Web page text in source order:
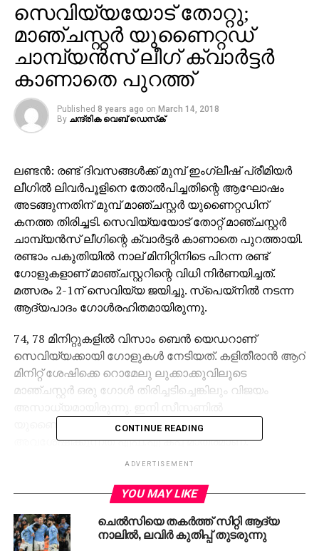
സെവിയ്യയോട് തോറ്റു;
മാഞ്ചസ്റ്റര്‍ യുണൈറ്റഡ്
ചാമ്പ്യന്‍സ് ലീഗ് ക്വാര്‍ട്ടര്‍
കാണാതെ പുറത്ത്
Published 8 years ago on March 14, 2018
By ചന്ദ്രിക വെബ് ഡെസ്‌ക്‌
ലണ്ടന്‍: രണ്ട് ദിവസങ്ങള്‍ക്ക് മുമ്പ് ഇംഗ്ലീഷ് പ്രീമിയര്‍
ലീഗില്‍ ലിവര്‍പൂളിനെ തോല്‍പിച്ചതിന്റെ ആഘോഷം
അടങ്ങുന്നതിന് മുമ്പ് മാഞ്ചസ്റ്റര്‍ യുണൈറ്റഡിന്
കനത്ത തിരിച്ചടി. സെവിയ്യയോട് തോറ്റ് മാഞ്ചസ്റ്റര്‍
ചാമ്പ്യന്‍സ് ലീഗിന്റെ ക്വാര്‍ട്ടര്‍ കാണാതെ പുറത്തായി.
രണ്ടാം പകുതിയില്‍ നാല് മിനിറ്റിനിടെ പിറന്ന രണ്ട്
ഗോളുകളാണ് മാഞ്ചസ്റ്ററിന്റെ വിധി നിര്‍ണയിച്ചത്.
മത്സരം 2-1ന് സെവിയ്യ ജയിച്ചു. സ്‌പെയ്‌നില്‍ നടന്ന
ആദ്യപാദം ഗോള്‍രഹിതമായിരുന്നു.
74, 78 മിനിറ്റുകളില്‍ വിസാം ബെന്‍ യെഡറാണ്
സെവിയ്യക്കായി ഗോളുകള്‍ നേടിയത്. കളിതീരാന്‍ ആറ്
മിനിറ്റ് ശേഷിക്കെ റൊമേലു ലുക്കാക്കുവിലൂടെ
മാഞ്ചസ്റ്റര്‍ ഒരു ഗോള്‍ തിരിച്ചടിച്ചെങ്കിലും വിജയം
യുണൈറ്റഡിന്റെ കിരീടപ്രതീക്ഷയായി
അവശേഷിക്കുന്നത് എഫ്.എ കപ്പ് മാത്രമാണ്.
ശുഹൈബ് വധം: സി.ബി.ഐ അന്വേഷണത്തിന്
ഹൈക്കോടതി സ്‌റ്റേ
CONTINUE READING
ADVERTISEMENT
YOU MAY LIKE
ചെല്‍സിയെ തകര്‍ത്ത് സിറ്റി ആദ്യ
നാലില്‍, ലവിര്‍ കുതിപ്പ് തുടരുന്നു